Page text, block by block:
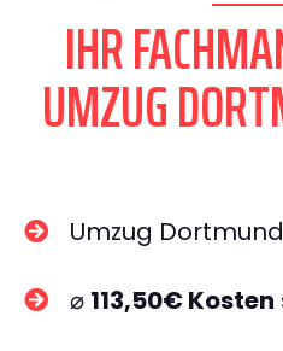
IHR
UMZUG
Umzug
⌀ 113,50€ Kosten